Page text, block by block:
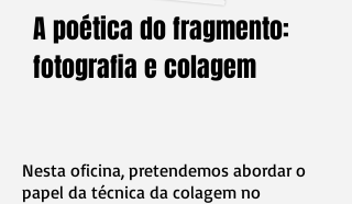
A poética do fragmento:
fotografia e colagem
Nesta oficina, pretendemos abordar o
papel da técnica da colagem no